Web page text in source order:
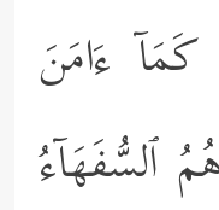
كَمَاۤ ءَامَنَ
ٱلسُّفَهَاۤءُ